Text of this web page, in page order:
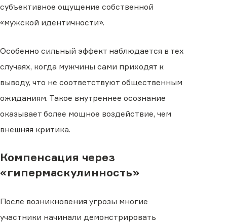
субъективное ощущение собственной
«мужской идентичности».
Особенно сильный эффект наблюдается в тех
случаях, когда мужчины сами приходят к
выводу, что не соответствуют общественным
ожиданиям. Такое внутреннее осознание
оказывает более мощное воздействие, чем
внешняя критика.
Компенсация через
«гипермаскулинность»
После возникновения угрозы многие
участники начинали демонстрировать